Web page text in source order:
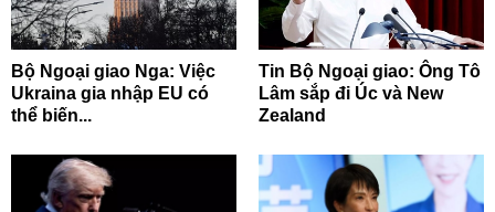
Bộ Ngoại giao Nga: Việc
Ukraina gia nhập EU có
thể biến...
Tin Bộ Ngoại giao: Ông Tô
Lâm sắp đi Úc và New
Zealand